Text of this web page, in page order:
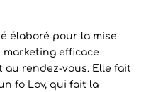
élaboré pour la mise
efficace
rendez-vous. Elle fait
fo Lov, qui fait la